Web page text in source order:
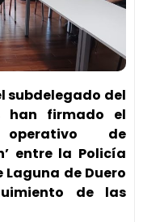
subdelegado del
han firmado el
operativo de
entre la Policía
de Duero
de las